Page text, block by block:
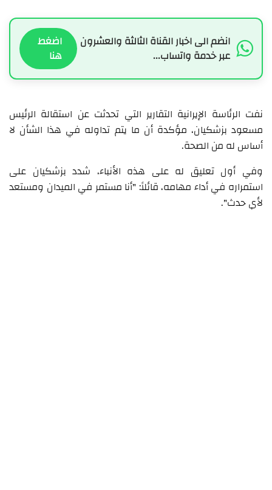
انضم الى اخبار القناة الثالثة والعشرون
عبر خدمة واتساب...
اضغط
هنا
نفت الرئاسة الإيرانية التقارير التي تحدثت عن استقالة الرئيس
مسعود بزشكيان، مؤكدة أن ما يتم تداوله في هذا الشأن لا
أساس له من الصحة.
وفي أول تعليق له على هذه الأنباء، شدد بزشكيان على
استمراره في أداء مهامه، قائلاً: "أنا مستمر في الميدان ومستعد
لأي حدث".